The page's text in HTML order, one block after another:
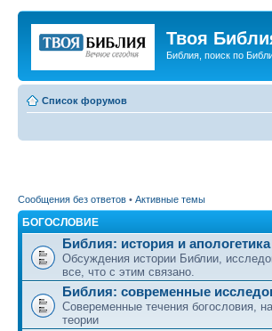
Твоя
Библия, поиск по
Список форумов
Сообщения без ответов • Активные темы
БОГОСЛОВИЕ
Библия: история и апологетика
Обсуждения истории Библии,
все, что с этим связано.
Библия: современные
Совеременные течения богословия,
теории